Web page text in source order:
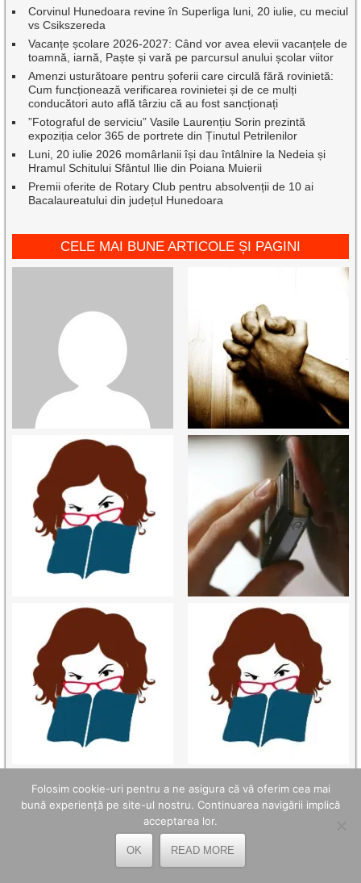
Corvinul Hunedoara revine în Superliga luni, 20 iulie, cu meciul
vs Csikszereda
Vacanțe școlare 2026-2027: Când vor avea elevii vacanțele de
toamnă, iarnă, Paște și vară pe parcursul anului școlar viitor
Amenzi usturătoare pentru șoferii care circulă fără rovinietă:
Cum funcționează verificarea rovinietei și de ce mulți
conducători auto află târziu că au fost sancționați
”Fotograful de serviciu” Vasile Laurențiu Sorin prezintă
expoziția celor 365 de portrete din Ținutul Petrilenilor
Luni, 20 iulie 2026 momârlanii își dau întâlnire la Nedeia și
Hramul Schitului Sfântul Ilie din Poiana Muierii
Premii oferite de Rotary Club pentru absolvenții de 10 ai
Bacalaureatului din județul Hunedoara
CELE MAI BUNE ARTICOLE ȘI PAGINI
Folosim cookie-uri pentru a ne asigura că vă oferim cea mai
bună experiență pe site-ul nostru. Continuarea navigării implică
acceptarea lor.
OK READ MORE